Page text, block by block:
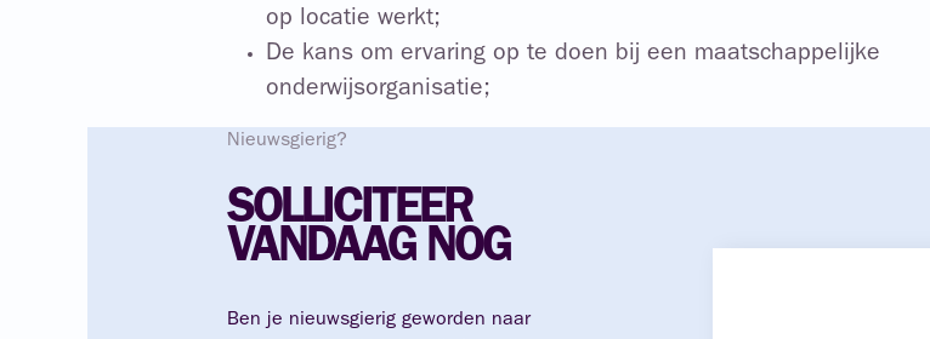
op locatie werkt;
De kans om ervaring op te doen bij een maatschappelijke
onderwijsorganisatie;
Nieuwsgierig?
SOLLICITEER
VANDAAG NOG
Ben je nieuwsgierig geworden naar